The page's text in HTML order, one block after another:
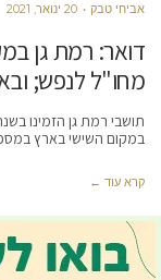
אביחי טבק 20 ינואר, 2021
מחו"ל לנפש;
במקום השישי בארץ
קרא עוד ←